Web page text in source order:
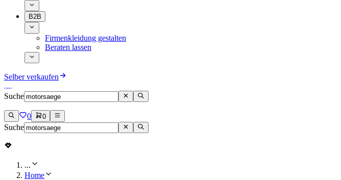
B2B
Firmenkleidung gestalten
Beraten lassen
Selber verkaufen
Suche
0 0
Suche
...
Home